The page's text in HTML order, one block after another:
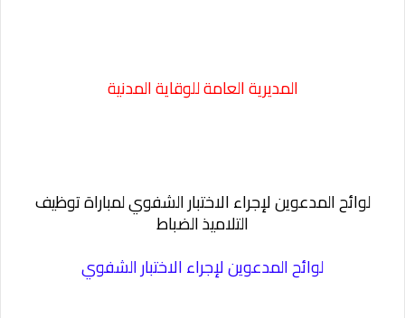
المديرية العامة للوقاية المدنية
لوائح المدعوين لإجراء الاختبار الشفوي لمباراة توظيف
التلاميذ الضباط
لوائح المدعوين لإجراء الاختبار الشفوي